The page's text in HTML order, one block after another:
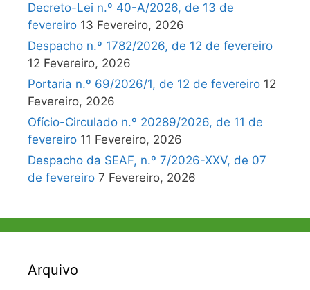
Decreto-Lei n.º 40-A/2026, de 13 de
fevereiro 13 Fevereiro, 2026
Despacho n.º 1782/2026, de 12 de fevereiro
12 Fevereiro, 2026
Portaria n.º 69/2026/1, de 12 de fevereiro 12
Fevereiro, 2026
Ofício-Circulado n.º 20289/2026, de 11 de
fevereiro 11 Fevereiro, 2026
Despacho da SEAF, n.º 7/2026-XXV, de 07
de fevereiro 7 Fevereiro, 2026
Arquivo